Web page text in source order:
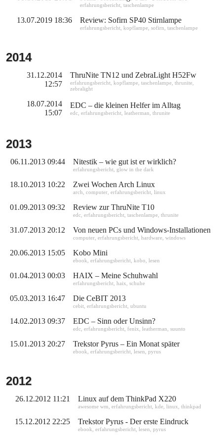
erfahrungsbericht, taschenlampe
13.07.2019 18:36 Review: Sofirn SP40 Stirnlampe
erfahrungsbericht, kopflampe, sofirn taschenlampe
2014
31.12.2014
12:57
ThruNite TN12 und ZebraLight H52Fw
erfahrungsbericht, kopflampe, taschenlampe, thrunite,
zebralight
18.07.2014
15:07
EDC – die kleinen Helfer im Alltag
edc, erfahrungsbericht, leatherman thrunite
2013
06.11.2013 09:44 Nitestik – wie gut ist er wirklich?
erfahrungsbericht, glow in the dark
18.10.2013 10:22 Zwei Wochen Arch Linux
arch computer, erfahrungsbericht, linux
01.09.2013 09:32 Review zur ThruNite T10
edc, erfahrungsbericht, taschenlampe, thrunite
31.07.2013 20:12 Von neuen PCs und Windows-Installationen
computer, erfahrungsbericht, hardware, windows
20.06.2013 15:05 Kobo Mini
ebook erfahrungsbericht, kobo lesen
01.04.2013 00:03 HAIX – Meine Schuhwahl
erfahrungsbericht, haix schuhe
05.03.2013 16:47 Die CeBIT 2013
cebit, erfahrungsbericht, ubuntu
14.02.2013 09:37 EDC – Sinn oder Unsinn?
edc, erfahrungsbericht, fenix leatherman suunto
15.01.2013 20:27 Trekstor Pyrus – Ein Monat später
ebook erfahrungsbericht, lesen pyrus
2012
26.12.2012 11:21 Linux auf dem ThinkPad X220
awesome wm erfahrungsbericht, kde, linux thinkpad
15.12.2012 22:25 Trekstor Pyrus - Der erste Eindruck
ebook erfahrungsbericht, lesen pyrus